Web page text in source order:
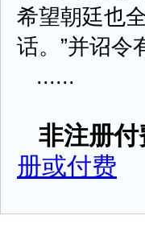
希望朝廷也
话。”并诏令
......
非注册付
册或付费